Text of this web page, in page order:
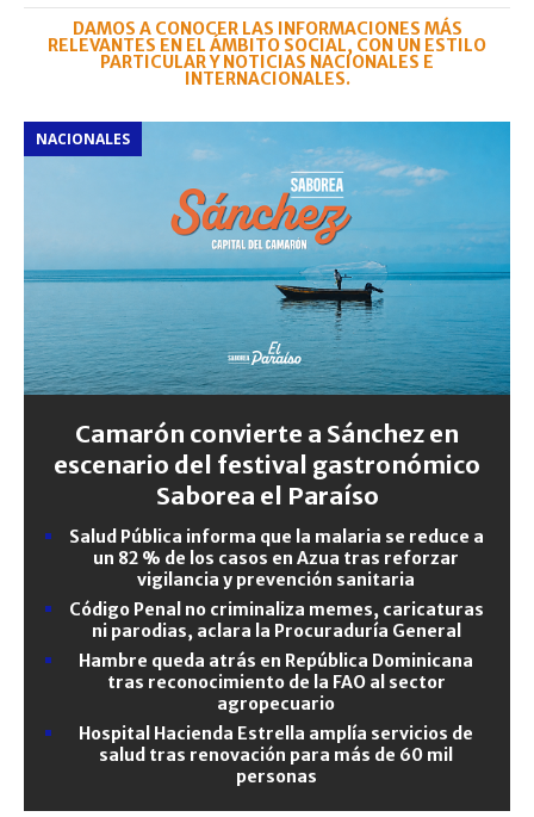
DAMOS A CONOCER LAS INFORMACIONES MÁS
RELEVANTES EN EL ÁMBITO SOCIAL, CON UN ESTILO
PARTICULAR Y NOTICIAS NACIONALES E
INTERNACIONALES.
NACIONALES
Camarón convierte a Sánchez en
escenario del festival gastronómico
Saborea el Paraíso
Salud Pública informa que la malaria se reduce a
un 82 % de los casos en Azua tras reforzar
vigilancia y prevención sanitaria
Código Penal no criminaliza memes, caricaturas
ni parodias, aclara la Procuraduría General
Hambre queda atrás en República Dominicana
tras reconocimiento de la FAO al sector
agropecuario
Hospital Hacienda Estrella amplía servicios de
salud tras renovación para más de 60 mil
personas